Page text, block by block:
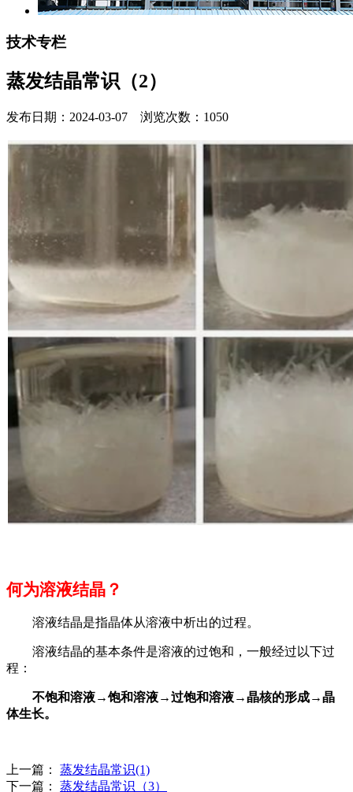
技术专栏
蒸发结晶常识（2）
发布日期：2024-03-07 浏览次数：1050
何为溶液结晶？
溶液结晶是指晶体从溶液中析出的过程。
溶液结晶的基本条件是溶液的过饱和，一般经过以下过
程：
不饱和溶液→饱和溶液→过饱和溶液→晶核的形成→晶
体生长。
上一篇： 蒸发结晶常识(1)
下一篇： 蒸发结晶常识（3）